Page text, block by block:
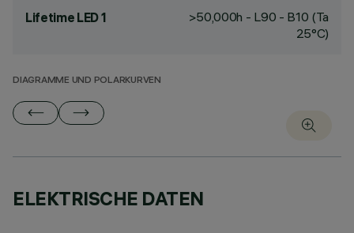
Lifetime LED 1
>50,000h - L90 - B10 (Ta
25°C)
DIAGRAMME UND POLARKURVEN
ELEKTRISCHE DATEN